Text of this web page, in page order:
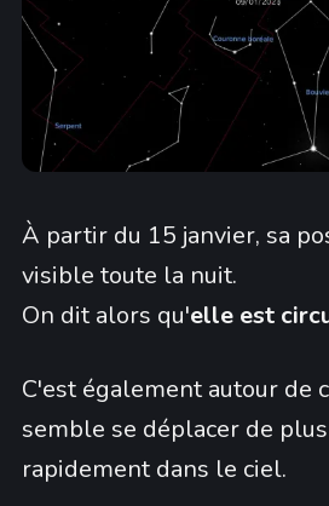
À partir du 15 janvier, sa
visible toute la nuit.
On dit alors qu'elle est
C'est également autour de
semble se déplacer de
rapidement dans le ciel.